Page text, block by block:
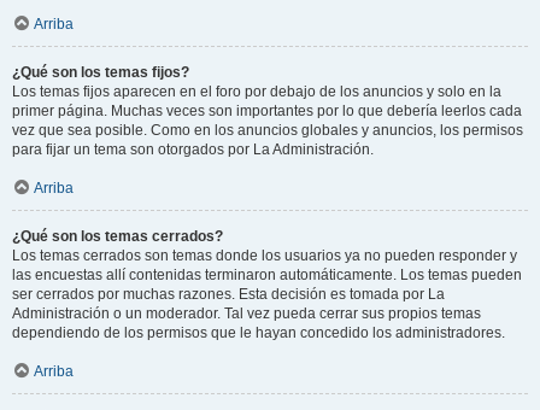
Arriba
¿Qué son los temas fijos?
Los temas fijos aparecen en el foro por debajo de los anuncios y solo en la
primer página. Muchas veces son importantes por lo que debería leerlos cada
vez que sea posible. Como en los anuncios globales y anuncios, los permisos
para fijar un tema son otorgados por La Administración.
Arriba
¿Qué son los temas cerrados?
Los temas cerrados son temas donde los usuarios ya no pueden responder y
las encuestas allí contenidas terminaron automáticamente. Los temas pueden
ser cerrados por muchas razones. Esta decisión es tomada por La
Administración o un moderador. Tal vez pueda cerrar sus propios temas
dependiendo de los permisos que le hayan concedido los administradores.
Arriba